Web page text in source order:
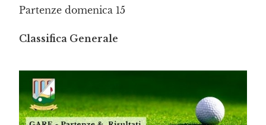
Partenze domenica 15
Classifica Generale